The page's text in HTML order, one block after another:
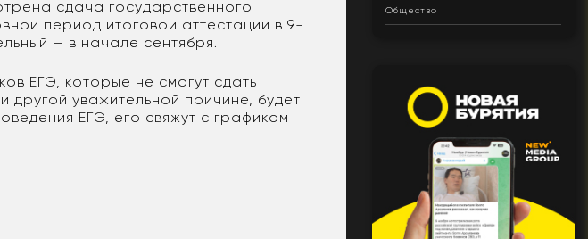
сдача государственного
период итоговой аттестации в 9-
— в начале сентября.
ЕГЭ, которые не смогут сдать
другой уважительной причине, будет
ЕГЭ, его свяжут с графиком
Общество